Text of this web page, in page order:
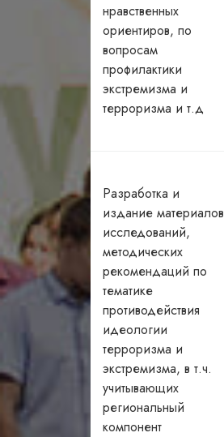
нравственных
ориентиров, по
вопросам
профилактики
экстремизма и
терроризма и т.д
Разработка и
издание материалов
исследований,
методических
рекомендаций по
тематике
противодействия
идеологии
терроризма и
экстремизма, в т.ч.
учитывающих
региональный
компонент